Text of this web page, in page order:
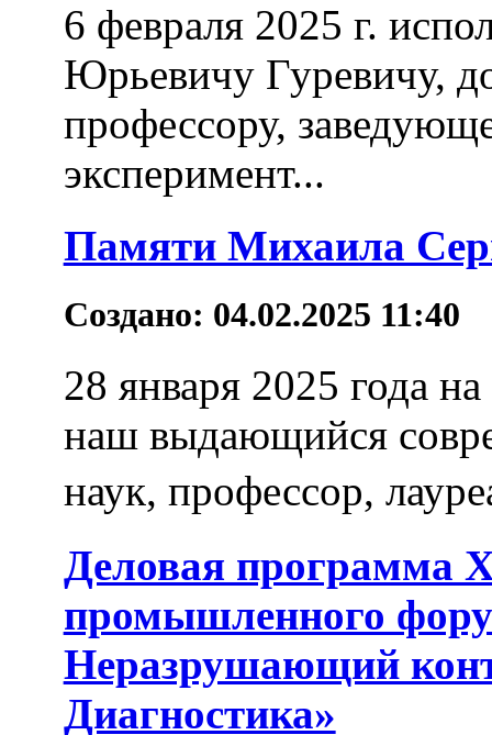
6 февраля 2025 г.
Юрьевичу Гуревичу,
профессору,
эксперимент...
Памяти Михаила
Создано: 04.02.2025 11:40
28 января 2025 года
наш выдающийся
наук, профессор,
Деловая программа
промышленного
Неразрушающий
Диагностика»